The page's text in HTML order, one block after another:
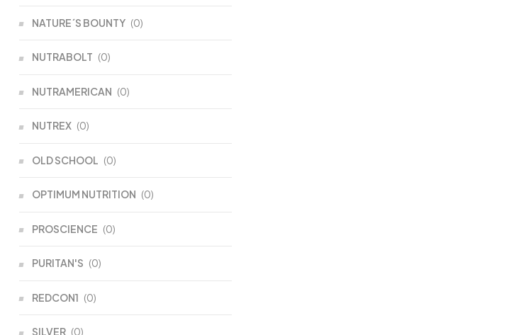
NATURE´S BOUNTY (0)
NUTRABOLT (0)
NUTRAMERICAN (0)
NUTREX (0)
OLD SCHOOL (0)
OPTIMUM NUTRITION (0)
PROSCIENCE (0)
PURITAN'S (0)
REDCON1 (0)
SILVER (0)